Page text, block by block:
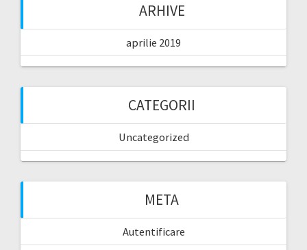
ARHIVE
aprilie 2019
CATEGORII
Uncategorized
META
Autentificare